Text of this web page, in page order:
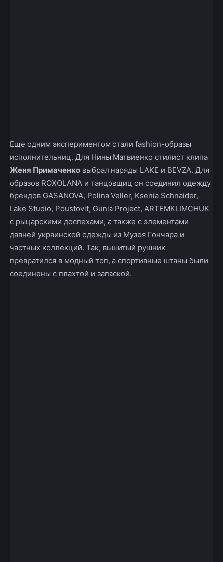
Еще одним экспериментом стали fashion-образы
исполнительниц. Для Нины Матвиенко стилист клипа
Женя Примаченко выбрал наряды LAKE и BEVZA. Для
образов ROXOLANA и танцовщиц он соединил одежду
брендов GASANOVA, Polina Veller, Ksenia Schnaider,
Lake Studio, Poustovit, Gunia Project, ARTEMKLIMCHUK
с рыцарскими доспехами, а также с элементами
давней украинской одежды из Музея Гончара и
частных коллекций. Так, вышитый рушник
превратился в модный топ, а спортивные штаны были
соединены с плахтой и запаской.